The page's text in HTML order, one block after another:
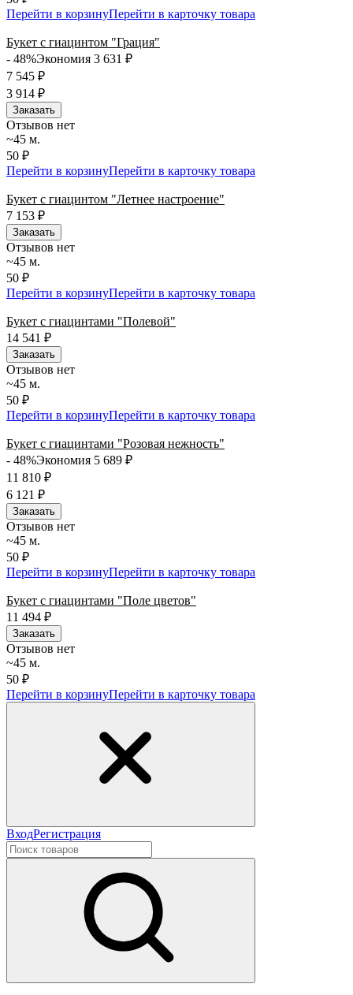
Перейти в корзинуПерейти в карточку товара
Букет с гиацинтом "Грация"
- 48%Экономия 3 631 ₽
7 545 ₽
3 914 ₽
Заказать
Отзывов нет
~45 м.
50 ₽
Перейти в корзинуПерейти в карточку товара
Букет с гиацинтом "Летнее настроение"
7 153 ₽
Заказать
Отзывов нет
~45 м.
50 ₽
Перейти в корзинуПерейти в карточку товара
Букет с гиацинтами "Полевой"
14 541
₽
Заказать
Отзывов нет
~45 м.
50 ₽
Перейти в корзинуПерейти в карточку товара
Букет с гиацинтами "Розовая нежность"
- 48%Экономия 5 689 ₽
11 810 ₽
6 121 ₽
Заказать
Отзывов нет
~45 м.
50 ₽
Перейти в корзинуПерейти в карточку товара
Букет с гиацинтами "Поле цветов"
11 494 ₽
Заказать
Отзывов нет
~45 м.
50 ₽
Перейти в корзинуПерейти в карточку товара
ВходРегистрация